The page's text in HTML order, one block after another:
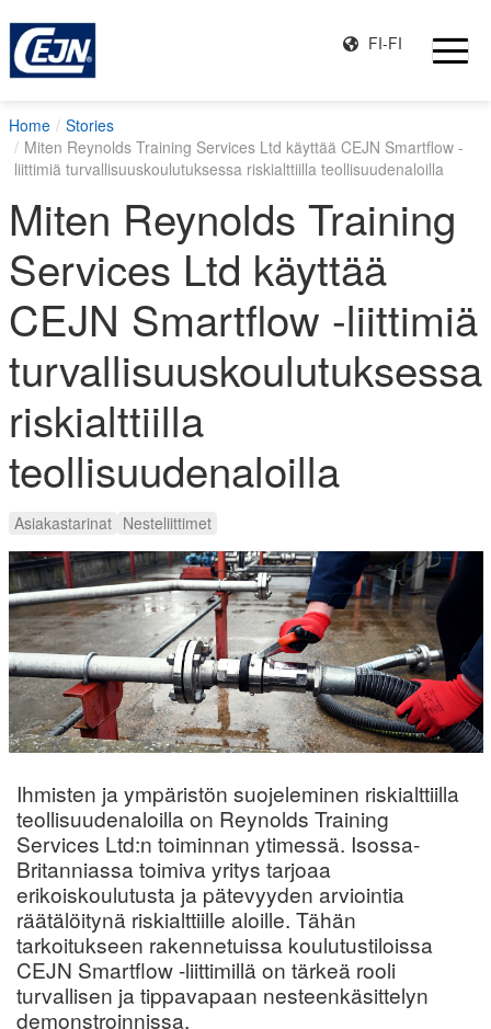
FI-FI
Home
Stories
Miten Reynolds Training Services Ltd käyttää CEJN Smartflow -
liittimiä turvallisuuskoulutuksessa riskialttiilla teollisuudenaloilla
Miten Reynolds Training
Services Ltd käyttää
CEJN Smartflow -liittimiä
turvallisuuskoulutuksessa
riskialttiilla
teollisuudenaloilla
Asiakastarinat Nesteliittimet
Ihmisten ja ympäristön suojeleminen riskialttiilla
teollisuudenaloilla on Reynolds Training
Services Ltd:n toiminnan ytimessä. Isossa-
Britanniassa toimiva yritys tarjoaa
erikoiskoulutusta ja pätevyyden arviointia
räätälöitynä riskialttiille aloille. Tähän
tarkoitukseen rakennetuissa koulutustiloissa
CEJN Smartflow -liittimillä on tärkeä rooli
turvallisen ja tippavapaan nesteenkäsittelyn
demonstroinnissa.